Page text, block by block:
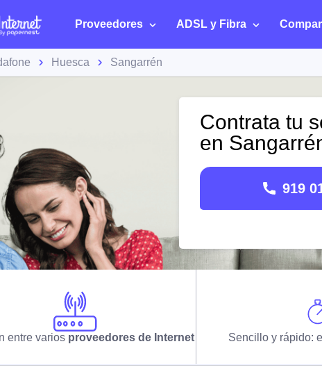
Proveedores ADSL y Fibra
Huesca Sangarrén
Contrata tu
en
919
entre varios proveedores de Internet Sencillo y rápido: